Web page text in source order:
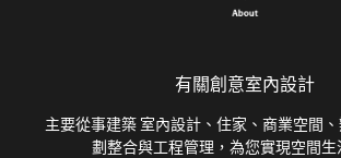
有關創意室內設計
主要從事建築 室內設計、住家、商業空間
劃整合與工程管理，為您實現空間生